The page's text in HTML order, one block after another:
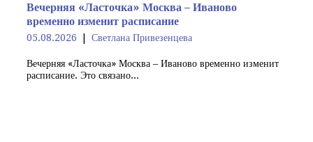
Вечерняя «Ласточка» Москва – Иваново
временно изменит расписание
05.08.2026 Светлана Привезенцева
Вечерняя «Ласточка» Москва – Иваново временно изменит
расписание. Это связано...